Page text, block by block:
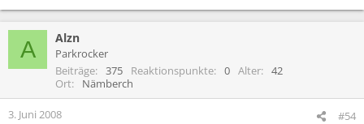
A Alzn
Parkrocker
Beiträge
375 Reaktionspunkte 0 Alter
42
Ort
Nämberch
3. Juni 2008 #54